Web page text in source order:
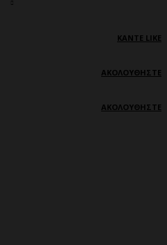
ΚΆΝΤΕ LIKE
ΑΚΟΛΟΥΘΉΣΤΕ
ΑΚΟΛΟΥΘΉΣΤΕ